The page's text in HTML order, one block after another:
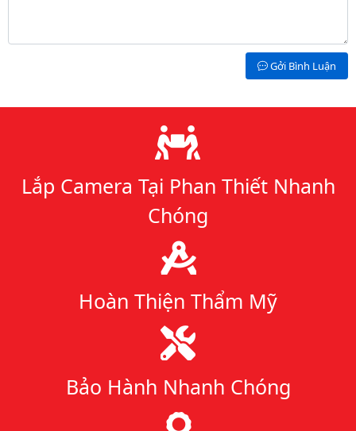
Gởi Bình Luận
Lý do chọn chúng tôi
Lắp Camera Tại Phan Thiết Nhanh
Chóng
Hoàn Thiện Thẩm Mỹ
Bảo Hành Nhanh Chóng